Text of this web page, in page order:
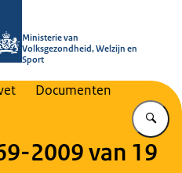
Ministerie van
Volksgezondheid, Welzijn en
Sport
Documenten
2009 van 19